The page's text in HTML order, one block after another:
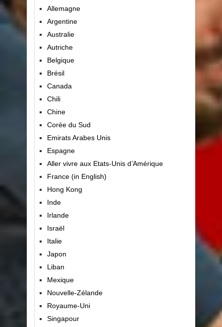
Allemagne
Argentine
Australie
Autriche
Belgique
Brésil
Canada
Chili
Chine
Corée du Sud
Emirats Arabes Unis
Espagne
Aller vivre aux Etats-Unis d’Amérique
France (in English)
Hong Kong
Inde
Irlande
Israël
Italie
Japon
Liban
Mexique
Nouvelle-Zélande
Royaume-Uni
Singapour